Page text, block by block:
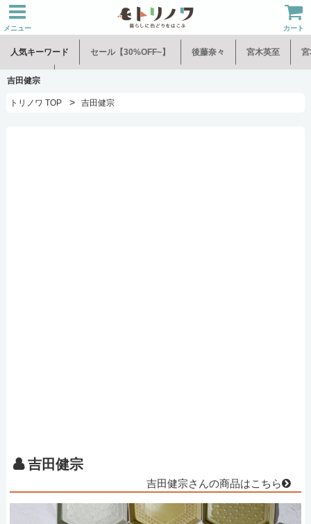
メニュー カート
人気キーワード セール【30%OFF~】 後藤奈々 宮木英至 宮
水谷和音
吉田健宗
トリノワ TOP > 吉田健宗
吉田健宗
吉田健宗さんの商品はこちら